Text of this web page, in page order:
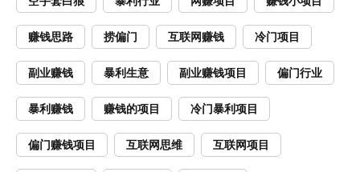
赚钱思路 捞偏门 互联网赚钱 冷门项目
副业赚钱 暴利生意 副业赚钱项目 偏门行业
暴利赚钱 赚钱的项目 冷门暴利项目
偏门赚钱项目 互联网思维 互联网项目